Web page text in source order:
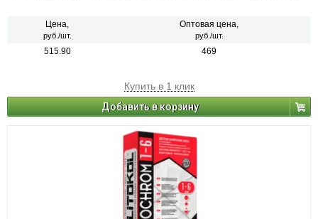
агломератом.
Цена,
руб./шт.
Оптовая цена,
руб./шт.
515.90 469
Купить в 1 клик
Добавить в корзину